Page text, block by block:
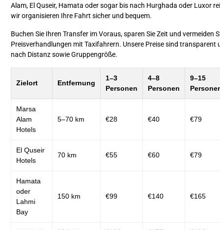
Alam, El Quseir, Hamata oder sogar bis nach Hurghada oder Luxor
wir organisieren Ihre Fahrt sicher und bequem.
Buchen Sie Ihren Transfer im Voraus, sparen Sie Zeit und vermeiden
Preisverhandlungen mit Taxifahrern. Unsere Preise sind transparent
nach Distanz sowie Gruppengröße.
Zielort Entfernung
1–3
Personen
4–8
Personen
9–15
Marsa
Alam
Hotels
5–70 km €28 €40 €79
El Quseir
Hotels
70 km €55 €60 €79
Hamata
oder
Lahmi
Bay
150 km €99 €140 €165